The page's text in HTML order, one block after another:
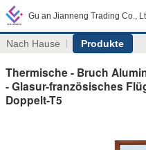
Gu an Jianneng Trading Co.,
Nach Hause Produkte
Thermische - Bruch
- Glasur-französisches
Doppelt-T5